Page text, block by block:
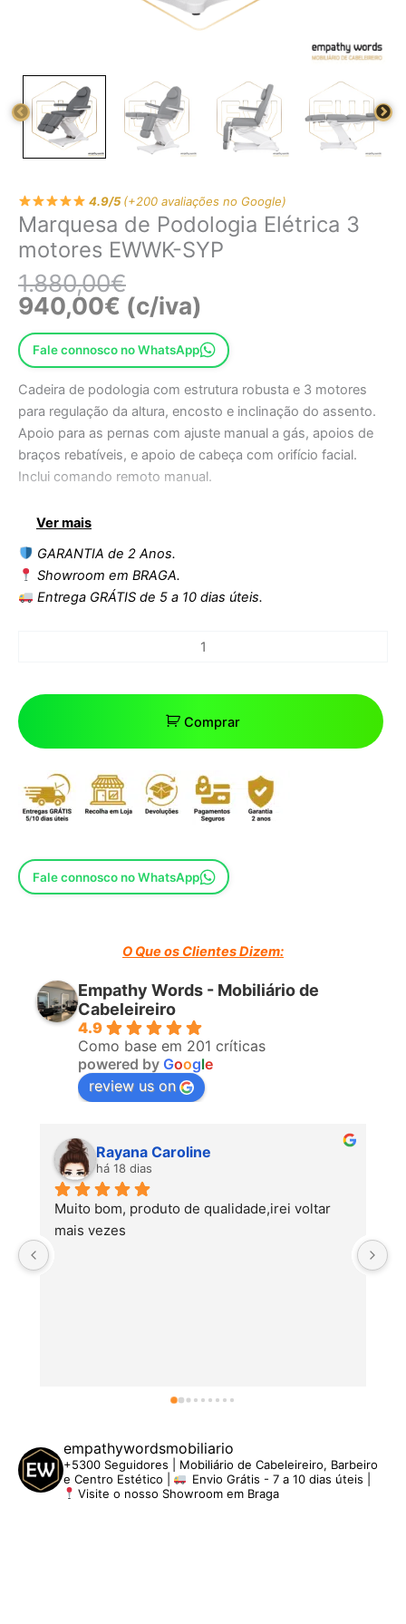
4.9/5(+200 avaliações no Google)
Marquesa de Podologia Elétrica 3
motores EWWK-SYP
1.880,00€
940,00€ (c/iva)
Fale connosco no WhatsApp
Cadeira de podologia com estrutura robusta e 3 motores
para regulação da altura, encosto e inclinação do assento.
Apoio para as pernas com ajuste manual a gás, apoios de
braços rebatíveis, e apoio de cabeça com orifício facial.
Inclui comando remoto manual.
Dimensões sem apoio de braço: 184x59x60/83 cm
Dimensões com apoio de braço: 184x83x60/83 cm
Peso: 59 kg
Revestimento: PU
Espessura do colchão: 9 cm
Ver mais
GARANTIA de 2 Anos.
Showroom em BRAGA.
Entrega GRÁTIS de 5 a 10 dias úteis.
Comprar
Fale connosco no WhatsApp
O Que os Clientes Dizem:
Empathy Words - Mobiliário de
Cabeleireiro
4.9
Como base em 201 críticas
powered by Google
review us on
Rayana Caroline
há 18 dias
Muito bom, produto de qualidade,irei voltar
mais vezes
empathywordsmobiliario
+5300 Seguidores | Mobiliário de Cabeleireiro, Barbeiro
e Centro Estético |
Envio Grátis - 7 a 10 dias úteis |
Visite o nosso Showroom em Braga